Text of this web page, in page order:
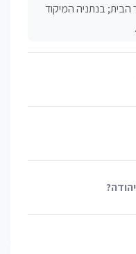
בנתניה המיקוד